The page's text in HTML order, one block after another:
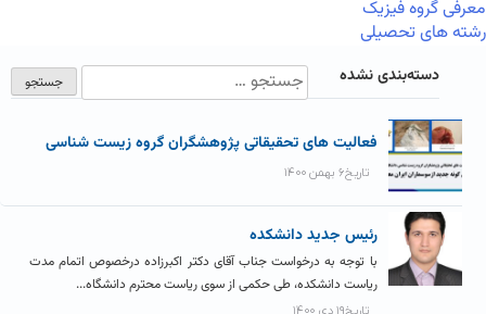
معرفی گروه فیزیک
رشته های تحصیلی
دسته‌بندی نشده
فعالیت های تحقیقاتی پژوهشگران گروه زیست شناسی
تاریخ۶ بهمن ۱۴۰۰
رئیس جدید دانشکده
با توجه به درخواست جناب آقای دکتر اکبرزاده درخصوص اتمام مدت
ریاست دانشکده، طی حکمی از سوی ریاست محترم دانشگاه...